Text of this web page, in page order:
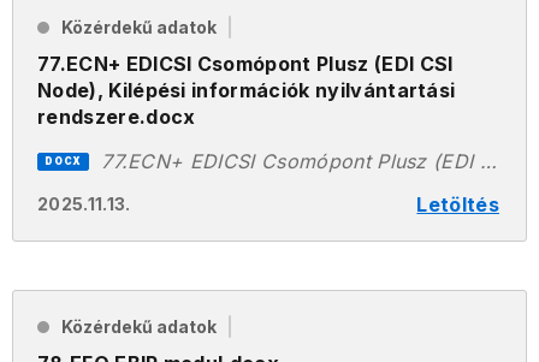
Közérdekű adatok
77.ECN+ EDICSI Csomópont Plusz (EDI CSI
Node), Kilépési információk nyilvántartási
rendszere.docx
2025.11.13. Letöltés
DOCX 77.ECN+ EDICSI Csomópont Plusz (EDI CSI Node), Kilépési információk nyilvántartási rendszere.docx
Közérdekű adatok